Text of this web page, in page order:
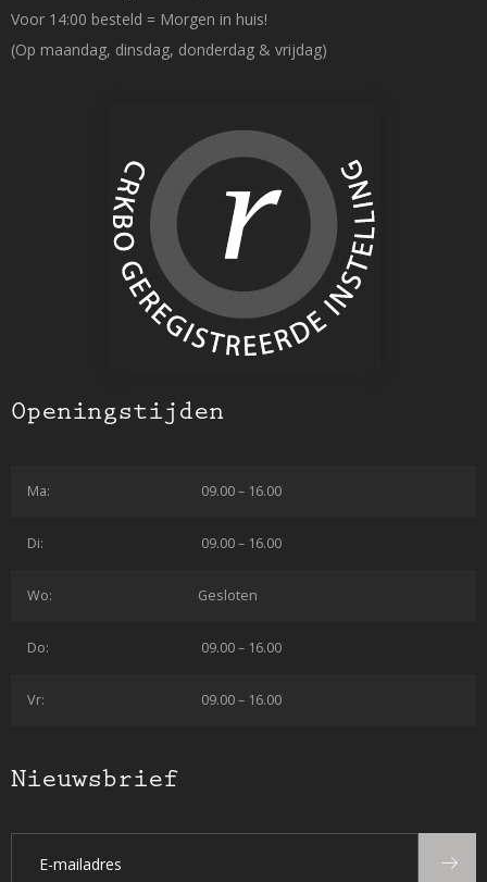
Voor 14:00 besteld = Morgen in huis!
(Op maandag, dinsdag, donderdag & vrijdag)
Openingstijden
Ma: 09.00 – 16.00
Di: 09.00 – 16.00
Wo: Gesloten
Do: 09.00 – 16.00
Vr: 09.00 – 16.00
Nieuwsbrief